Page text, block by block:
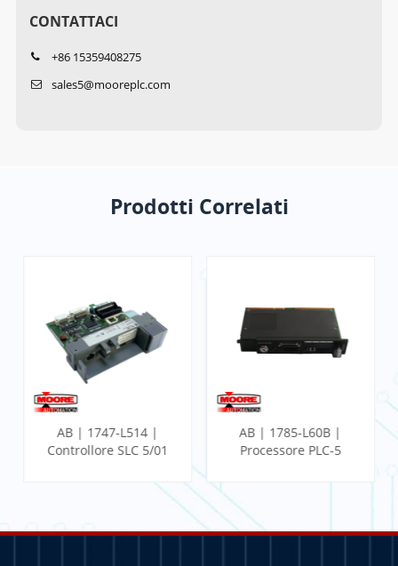
CONTATTACI
+86 15359408275
sales5@mooreplc.com
Prodotti Correlati
AB | 1785-L60B |
Processore PLC-5
AB | 1756-CN2 |
Modulo di
ControlLogix